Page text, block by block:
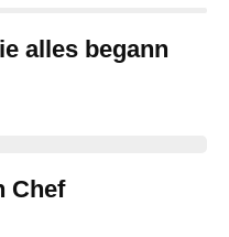
alles begann
Chef